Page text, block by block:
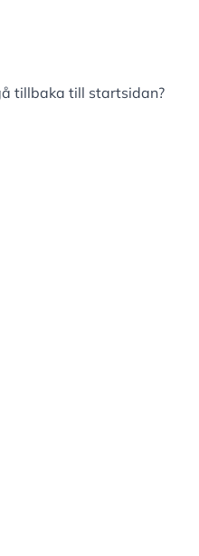
tillbaka till startsidan?